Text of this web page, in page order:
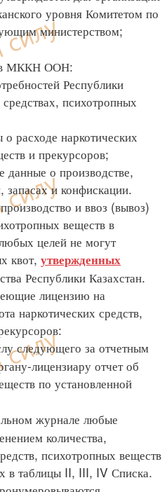
уровня Комитетом по
министерством;
в МККН ООН:
Республики
психотропных
расходе наркотических
и прекурсоров;
о производстве,
запасах и конфискации.
и ввоз (вывоз)
веществ в
целей не могут
квот, утвержденных
Республики Казахстан.
лицензию на
наркотических средств,
следующего за отчетным
лицензиару отчет об
по установленной
журнале любые
количества,
психотропных веществ
в таблицы II, III, IV Списка.